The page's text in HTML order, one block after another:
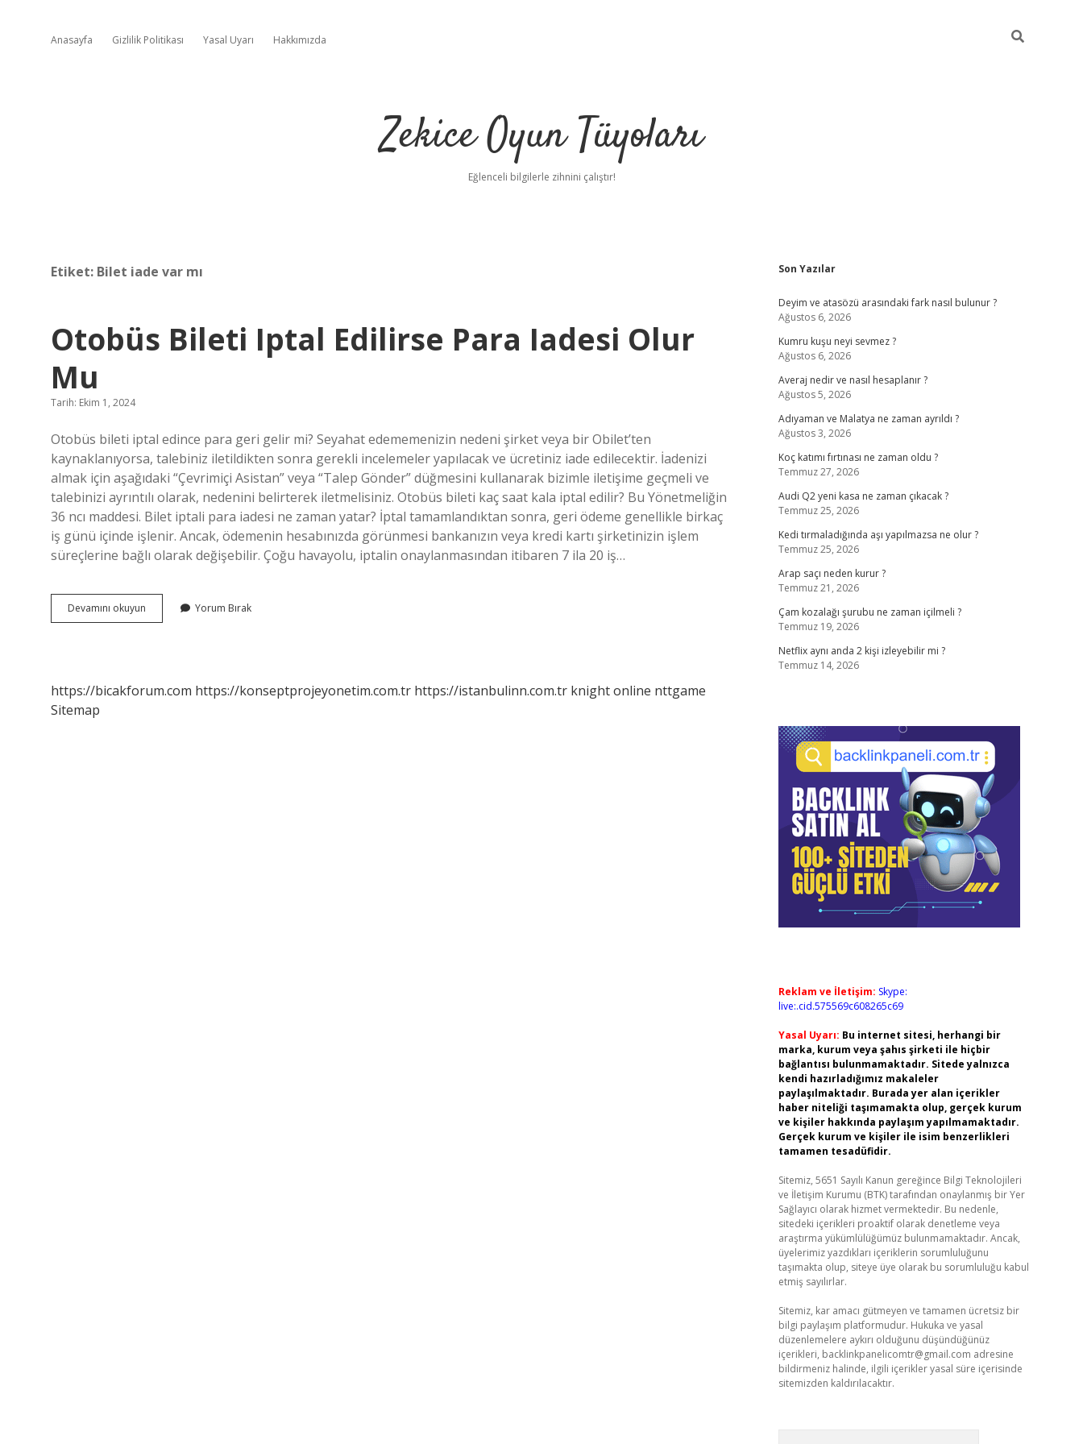
Anasayfa Gizlilik Politikası Yasal Uyarı Hakkımızda
Zekice Oyun Tüyoları
Eğlenceli bilgilerle zihnini çalıştır!
Etiket: Bilet iade var mı
Otobüs Bileti Iptal Edilirse Para Iadesi Olur
Mu
Tarih: Ekim 1, 2024
Otobüs bileti iptal edince para geri gelir mi? Seyahat edememenizin nedeni şirket veya bir Obilet’ten
kaynaklanıyorsa, talebiniz iletildikten sonra gerekli incelemeler yapılacak ve ücretiniz iade edilecektir. İadenizi
almak için aşağıdaki “Çevrimiçi Asistan” veya “Talep Gönder” düğmesini kullanarak bizimle iletişime geçmeli ve
talebinizi ayrıntılı olarak, nedenini belirterek iletmelisiniz. Otobüs bileti kaç saat kala iptal edilir? Bu Yönetmeliğin
36 ncı maddesi. Bilet iptali para iadesi ne zaman yatar? İptal tamamlandıktan sonra, geri ödeme genellikle birkaç
iş günü içinde işlenir. Ancak, ödemenin hesabınızda görünmesi bankanızın veya kredi kartı şirketinizin işlem
süreçlerine bağlı olarak değişebilir. Çoğu havayolu, iptalin onaylanmasından itibaren 7 ila 20 iş…
Devamını okuyun
Bileti
Olur
Yorum Bırak
https://bicakforum.com https://konseptprojeyonetim.com.tr https://istanbulinn.com.tr knight online nttgame
Sitemap
Sidebar
Son Yazılar
Deyim ve atasözü arasındaki fark nasıl bulunur ?
Ağustos 6, 2026
Kumru kuşu neyi sevmez ?
Ağustos 6, 2026
Averaj nedir ve nasıl hesaplanır ?
Ağustos 5, 2026
Adıyaman ve Malatya ne zaman ayrıldı ?
Ağustos 3, 2026
Koç katımı fırtınası ne zaman oldu ?
Temmuz 27, 2026
Audi Q2 yeni kasa ne zaman çıkacak ?
Temmuz 25, 2026
Kedi tırmaladığında aşı yapılmazsa ne olur ?
Temmuz 25, 2026
Arap saçı neden kurur ?
Temmuz 21, 2026
Çam kozalağı şurubu ne zaman içilmeli ?
Temmuz 19, 2026
Netflix aynı anda 2 kişi izleyebilir mi ?
Temmuz 14, 2026
Reklam ve İletişim: Skype:
live:.cid.575569c608265c69
Yasal Uyarı: Bu internet sitesi, herhangi bir
marka, kurum veya şahıs şirketi ile hiçbir
bağlantısı bulunmamaktadır. Sitede yalnızca
kendi hazırladığımız makaleler
paylaşılmaktadır. Burada yer alan içerikler
haber niteliği taşımamakta olup, gerçek kurum
ve kişiler hakkında paylaşım yapılmamaktadır.
Gerçek kurum ve kişiler ile isim benzerlikleri
tamamen tesadüfidir.
Sitemiz, 5651 Sayılı Kanun gereğince Bilgi Teknolojileri
ve İletişim Kurumu (BTK) tarafından onaylanmış bir Yer
Sağlayıcı olarak hizmet vermektedir. Bu nedenle,
sitedeki içerikleri proaktif olarak denetleme veya
araştırma yükümlülüğümüz bulunmamaktadır. Ancak,
üyelerimiz yazdıkları içeriklerin sorumluluğunu
taşımakta olup, siteye üye olarak bu sorumluluğu kabul
etmiş sayılırlar.
Sitemiz, kar amacı gütmeyen ve tamamen ücretsiz bir
bilgi paylaşım platformudur. Hukuka ve yasal
düzenlemelere aykırı olduğunu düşündüğünüz
içerikleri, backlinkpanelicomtr@gmail.com adresine
bildirmeniz halinde, ilgili içerikler yasal süre içerisinde
sitemizden kaldırılacaktır.
vdcasino sitesi